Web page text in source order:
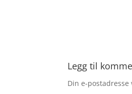
Legg til
Din e-